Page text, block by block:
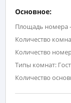
Основное:
Площадь номера
Количество
Количество
Типы комнат:
Количество